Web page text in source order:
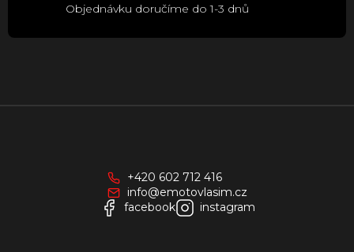
Objednávku doručíme do 1-3 dnů
+420 602 712 416
info@emotovlasim.cz
facebook
instagram